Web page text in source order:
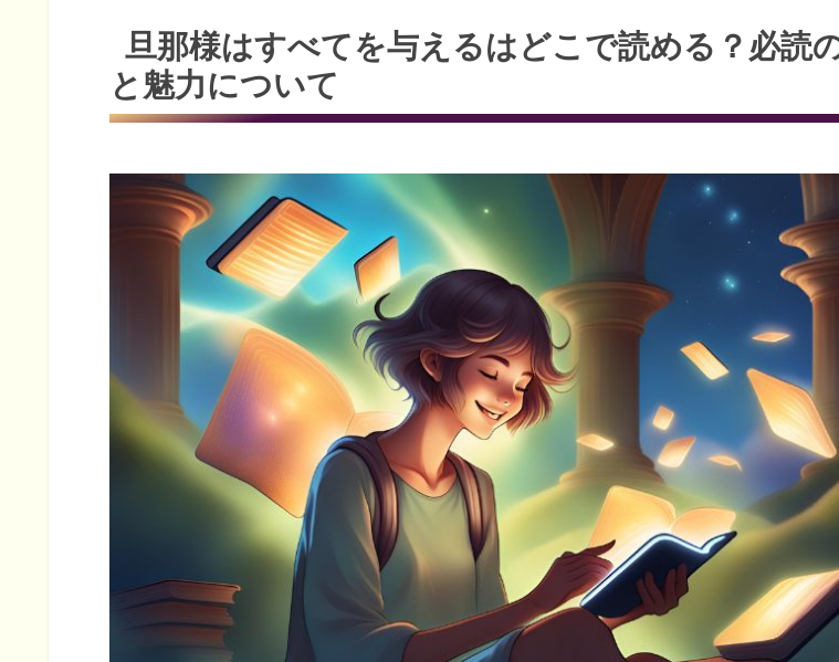
旦那様はすべてを与えるはどこで読める？必読
と魅力について